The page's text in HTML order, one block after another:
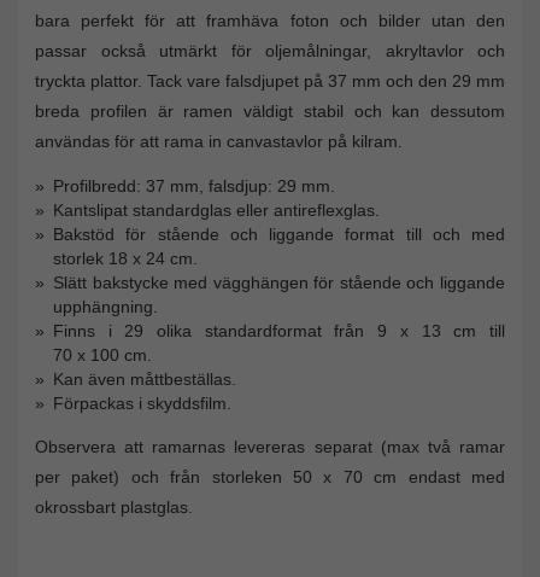
bara perfekt för att framhäva foton och bilder utan den
passar också utmärkt för oljemålningar, akryltavlor och
tryckta plattor. Tack vare falsdjupet på 37 mm och den 29 mm
breda profilen är ramen väldigt stabil och kan dessutom
användas för att rama in canvastavlor på kilram.
Profilbredd: 37 mm, falsdjup: 29 mm.
Kantslipat standardglas eller antireflexglas.
Bakstöd för stående och liggande format till och med
storlek 18 x 24 cm.
Slätt bakstycke med vägghängen för stående och liggande
upphängning.
Finns i 29 olika standardformat från 9 x 13 cm till
70 x 100 cm.
Kan även måttbeställas.
Förpackas i skyddsfilm.
Observera att ramarnas levereras separat (max två ramar
per paket) och från storleken 50 x 70 cm endast med
okrossbart plastglas.